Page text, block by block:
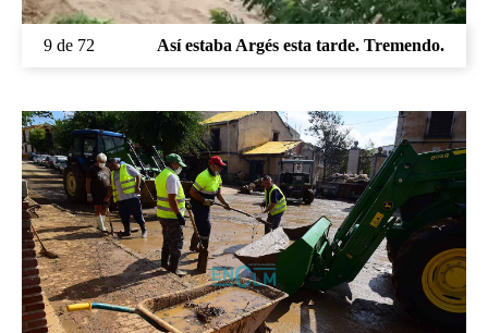
9 de 72 Así estaba Argés esta tarde. Tremendo.